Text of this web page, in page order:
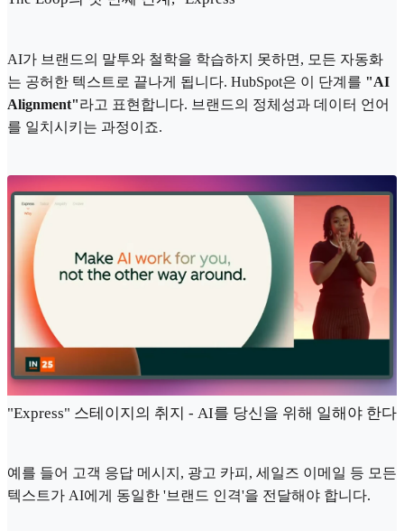
AI가 브랜드의 말투와 철학을 학습하지 못하면, 모든 자동화
는 공허한 텍스트로 끝나게 됩니다. HubSpot은 이 단계를 "AI
Alignment"라고 표현합니다. 브랜드의 정체성과 데이터 언어
를 일치시키는 과정이죠.
"Express" 스테이지의 취지 - AI를 당신을 위해 일해야 한다
예를 들어 고객 응답 메시지, 광고 카피, 세일즈 이메일 등 모든
텍스트가 AI에게 동일한 '브랜드 인격'을 전달해야 합니다.